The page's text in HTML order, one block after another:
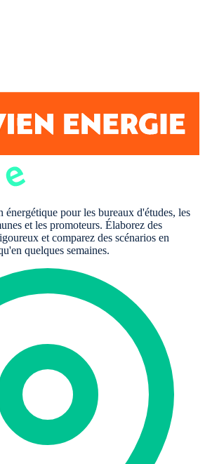
pour les bureaux d'études, les
et les promoteurs. Élaborez des
et comparez des scénarios en
quelques semaines.